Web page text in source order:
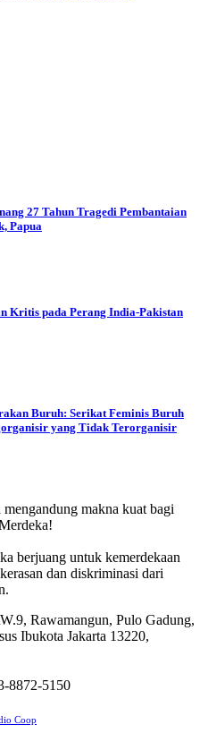
27 Tahun Tragedi Pembantaian
Papua
Kritis pada Perang India-Pakistan
Buruh: Serikat Feminis Buruh
yang Tidak Terorganisir
makna kuat bagi
berjuang untuk kemerdekaan
dan diskriminasi dari
Rawamangun, Pulo Gadung,
Ibukota Jakarta 13220,
8872-5150
Coop